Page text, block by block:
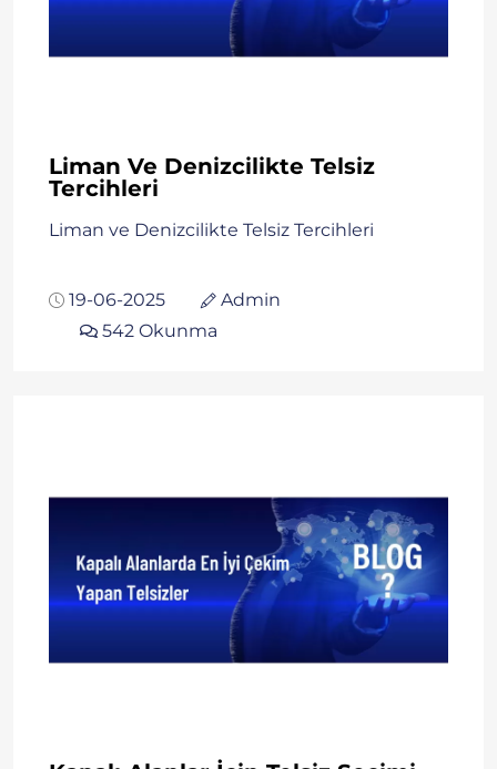
Liman Ve Denizcilikte Telsiz
Tercihleri
Liman ve Denizcilikte Telsiz Tercihleri
19-06-2025
Admin
542 Okunma